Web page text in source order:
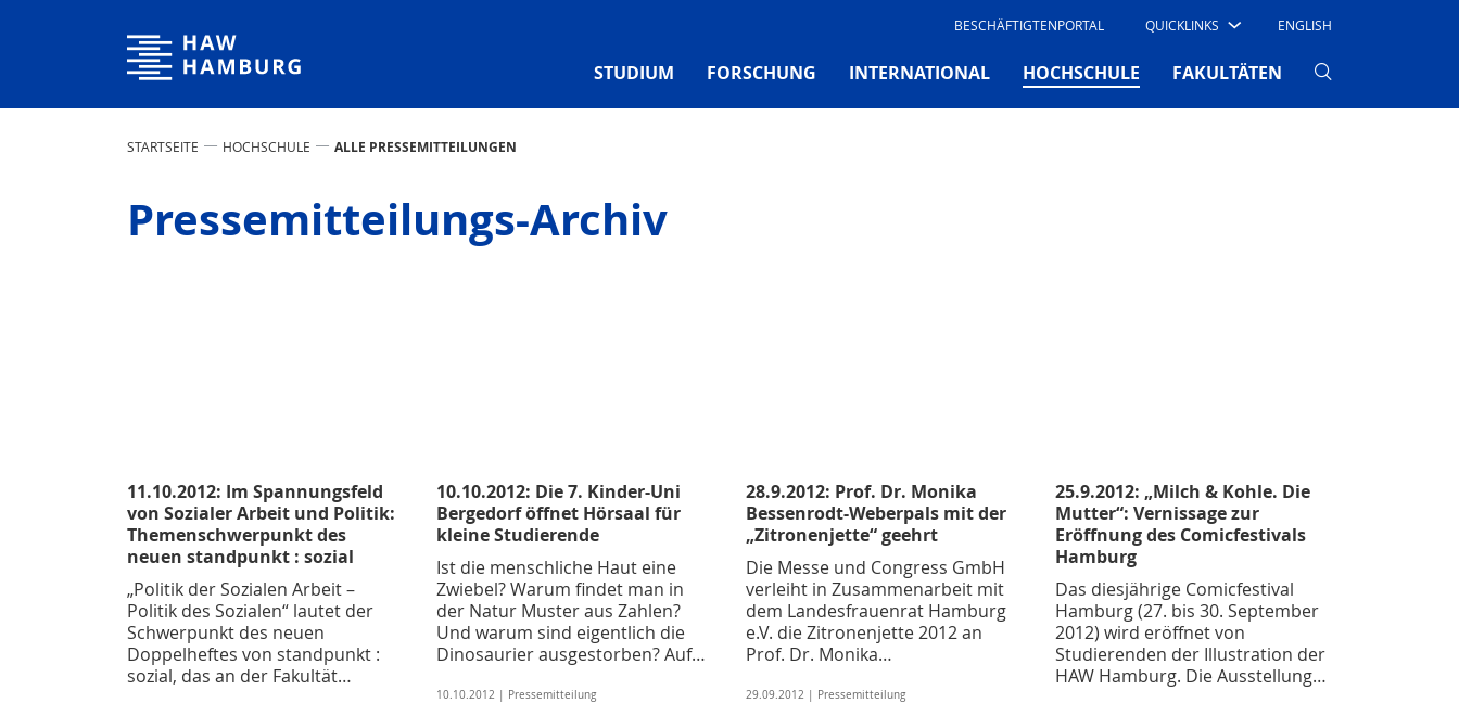
Hochschule für Angewandte Wissenschaften Hamburg BESCHÄFTIGTENPORTAL QUICKLINKS ENGLISH
STUDIUM FORSCHUNG INTERNATIONAL HOCHSCHULE (CURRENT)
FAKULTÄTEN
STARTSEITE HOCHSCHULE ALLE PRESSEMITTEILUNGEN
Pressemitteilungs-Archiv
11.10.2012: Im Spannungsfeld
von Sozialer Arbeit und Politik:
Themenschwerpunkt des
neuen standpunkt : sozial
„Politik der Sozialen Arbeit –
Politik des Sozialen“ lautet der
Schwerpunkt des neuen
Doppelheftes von standpunkt :
sozial, das an der Fakultät…
10.10.2012: Die 7. Kinder-Uni
Bergedorf öffnet Hörsaal für
kleine Studierende
Ist die menschliche Haut eine
Zwiebel? Warum findet man in
der Natur Muster aus Zahlen?
Und warum sind eigentlich die
Dinosaurier ausgestorben? Auf…
10.10.2012 | Pressemitteilung
28.9.2012: Prof. Dr. Monika
Bessenrodt-Weberpals mit der
„Zitronenjette“ geehrt
Die Messe und Congress GmbH
verleiht in Zusammenarbeit mit
dem Landesfrauenrat Hamburg
e.V. die Zitronenjette 2012 an
Prof. Dr. Monika…
29.09.2012 | Pressemitteilung
25.9.2012: „Milch & Kohle. Die
Mutter“: Vernissage zur
Eröffnung des Comicfestivals
Hamburg
Das diesjährige Comicfestival
Hamburg (27. bis 30. September
2012) wird eröffnet von
Studierenden der Illustration der
HAW Hamburg. Die Ausstellung…